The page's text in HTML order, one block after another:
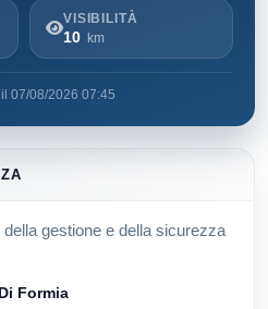
VISIBILITÀ
10 km
07/08/2026 07:45
gestione e della sicurezza
Formia